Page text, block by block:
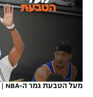
רץ ברשת
נבחרת ישראל
בית"ר ירושלים
מכבי תל אביב
ליגה איטלקית
ליגה צרפתית
כדורסל נשים
הפועל חולון
הפועל ירושלים
יורוקאפ
כדוריד
כדורעף
מעל הטבעת גמר ה-NBA |